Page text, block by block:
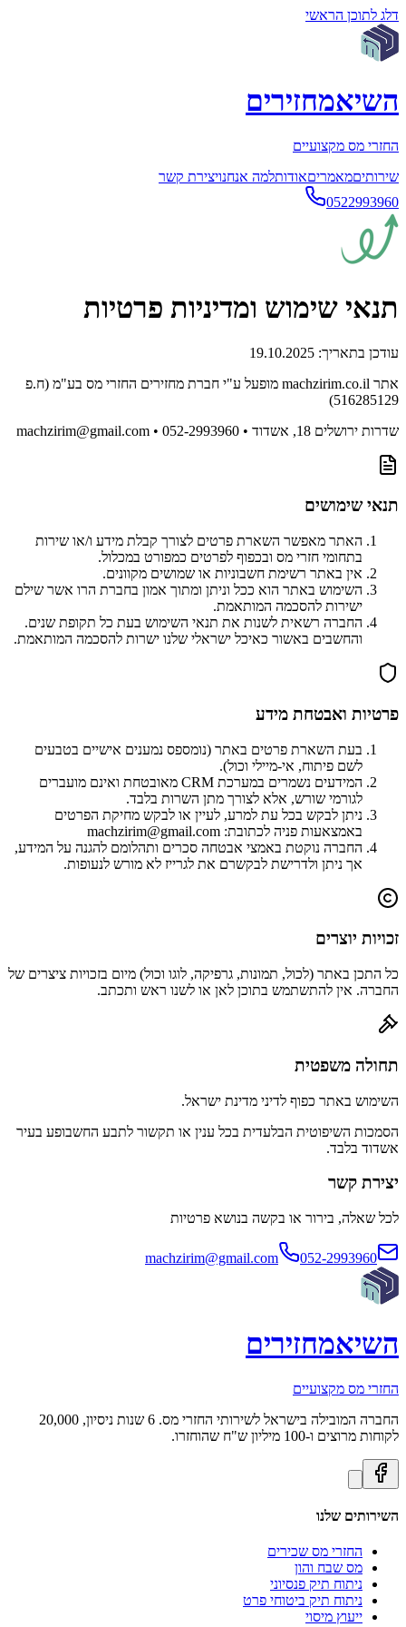
דלג לתוכן הראשי
השיאמחזירים
החזרי מס מקצועיים
שירותיםמאמריםאודותלמה אנחנויצירת קשר
0522993960
תנאי שימוש ומדיניות פרטיות
עודכן בתאריך: 19.10.2025
אתר machzirim.co.il מופעל ע"י חברת מחזירים החזרי מס בע"מ (ח.פ
516285129)
שדרות ירושלים 18, אשדוד • 052-2993960 • machzirim@gmail.com
תנאי שימושים
האתר מאפשר השארת פרטים לצורך קבלת מידע ו/או שירות
בתחומי חזרי מס ובכפוף לפרטים כמפורט במכלול.
אין באתר רשימת חשבוניות או שמושים מקוונים.
השימוש באתר הוא ככל וניתן ומתוך אמון בחברת הרו אשר שילם
ישירות להסכמה המותאמת.
החברה רשאית לשנות את תנאי השימוש בעת כל תקופת שנים.
והחשבים באשור כאיכל ישראלי שלנו ישרות להסכמה המותאמת.
פרטיות ואבטחת מידע
בעת השארת פרטים באתר (נומספס נמענים אישיים בטבעים
לשם פיתוח, אי-מיילי וכול).
המידעים נשמרים במערכת CRM מאובטחת ואינם מועברים
לגורמי שורש, אלא לצורך מתן השרות בלבד.
ניתן לבקש בכל עת למרע, לעיין או לבקש מחיקת הפרטים
באמצאעות פניה לכתובת: machzirim@gmail.com
החברה נוקטת באמצי אבטחה סכרים ותהלומם להגנה על המידע,
אך ניתן ולדרישת לבקשרם את לגרייז לא מורש לנעופות.
זכויות יוצרים
כל התכן באתר (לכול, תמונות, גרפיקה, לוגו וכול) מיום בזכויות ציצרים של
החברה. אין להתשתמש בתוכן לאן או לשנו ראש ותכתב.
תחולה משפטית
השימוש באתר כפוף לדיני מדינת ישראל.
הסמכות השיפוטית הבלעדית בכל ענין או תקשור לתבע החשבופע בעיר
אשדוד בלבד.
יצירת קשר
לכל שאלה, בירור או בקשה בנושא פרטיות
machzirim@gmail.com 052-2993960
השיאמחזירים
החזרי מס מקצועיים
החברה המובילה בישראל לשירותי החזרי מס. 6 שנות ניסיון, 20,000
לקוחות מרוצים ו-100 מיליון ש"ח שהוחזרו.
השירותים שלנו
החזרי מס שכירים
מס שבח והון
ניתוח תיק פנסיוני
ניתוח תיק ביטוחי פרט
ייעוץ מיסוי